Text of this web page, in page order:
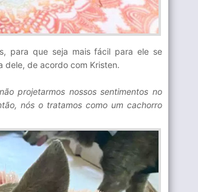
para que seja mais fácil para ele se
dele, de acordo com Kristen.
projetarmos nossos sentimentos no
nós o tratamos como um cachorro